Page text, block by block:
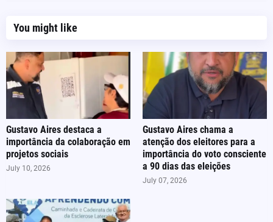
You might like
Gustavo Aires destaca a
importância da colaboração em
projetos sociais
July 10, 2026
Gustavo Aires chama a
atenção dos eleitores para a
importância do voto consciente
a 90 dias das eleições
July 07, 2026